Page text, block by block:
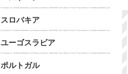
スロバキア
ユーゴスラビア
ポルトガル